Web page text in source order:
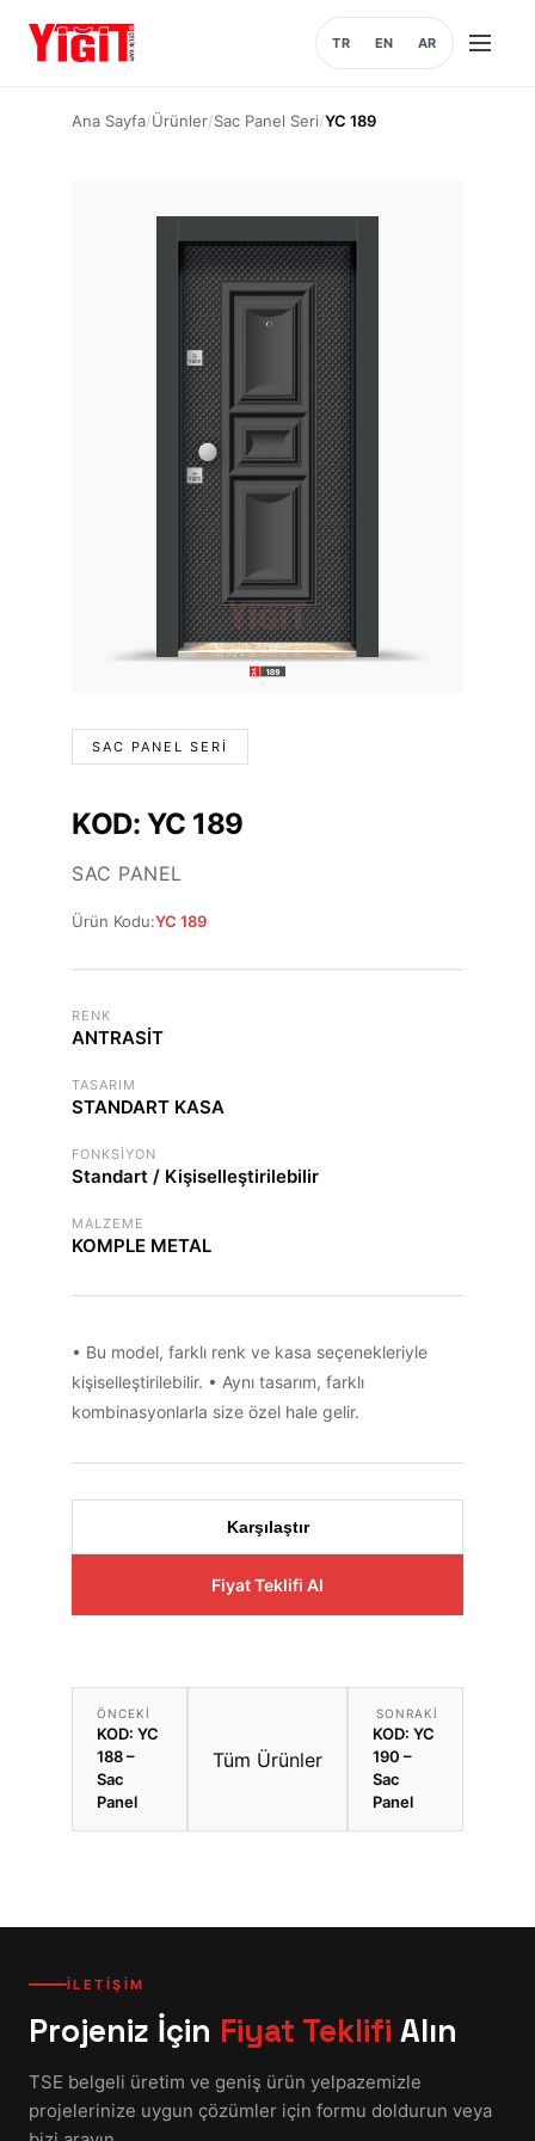
TR EN AR
Menüyü
Ana Sayfa/Ürünler/Sac Panel Seri/YC 189
SAC PANEL SERI
KOD: YC 189
SAC PANEL
Ürün Kodu:YC 189
RENK
ANTRASİT
TASARIM
STANDART KASA
FONKSIYON
Standart / Kişiselleştirilebilir
MALZEME
KOMPLE METAL
• Bu model, farklı renk ve kasa seçenekleriyle
kişiselleştirilebilir. • Aynı tasarım, farklı
kombinasyonlarla size özel hale gelir.
Karşılaştır
Fiyat Teklifi Al
ÖNCEKI
KOD: YC
188 –
Sac
Panel
Tüm Ürünler
SONRAKI
KOD: YC
190 –
Sac
Panel
İLETİŞİM
Projeniz İçin Fiyat Teklifi Alın
TSE belgeli üretim ve geniş ürün yelpazemizle
projelerinize uygun çözümler için formu doldurun veya